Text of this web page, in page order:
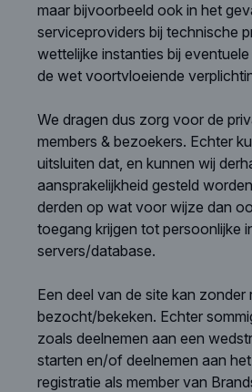
maar bijvoorbeeld ook in het
serviceproviders bij technische
wettelijke instanties bij
de wet voortvloeiende
We dragen dus zorg voor de
members & bezoekers. Echter
uitsluiten dat, en kunnen wij
aansprakelijkheid gesteld
derden op wat voor wijze dan
toegang krijgen tot persoonlijke
servers/database.
Een deel van de site kan zonder
bezocht/bekeken. Echter
zoals deelnemen aan een
starten en/of deelnemen aan
registratie als member van